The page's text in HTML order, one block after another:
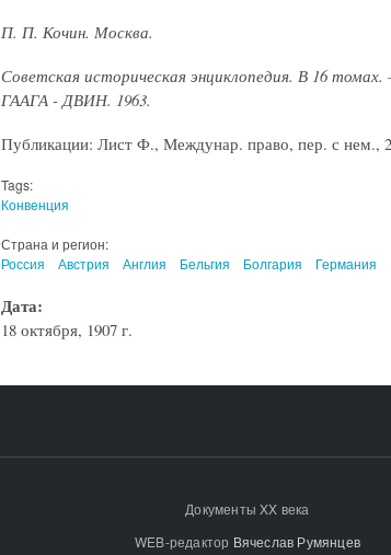
П. П. Кочин. Москва.
Советская историческая энциклопедия. В 16
ГААГА - ДВИН. 1963.
Публикации: Лист Ф., Междунар. право, пер. с нем.,
Tags:
Конвенция
Страна и регион:
Россия
Австрия Англия Бельгия Болгария Германия
Дата:
18 октября, 1907 г.
Документы XX века
WEB-редактор Вячеслав Румянцев